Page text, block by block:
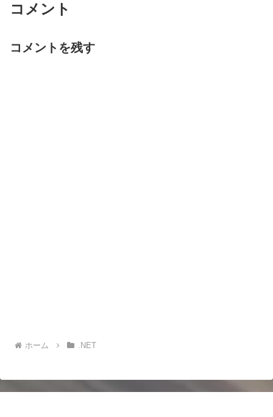
コメント
コメントを残す
ホーム .NET